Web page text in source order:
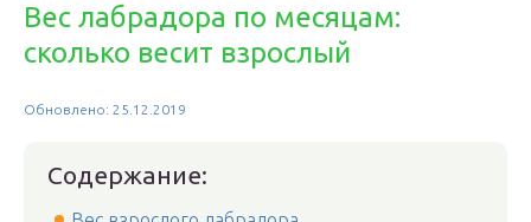
Вес лабрадора по месяцам:
сколько весит взрослый
Обновлено: 25.12.2019
Содержание: